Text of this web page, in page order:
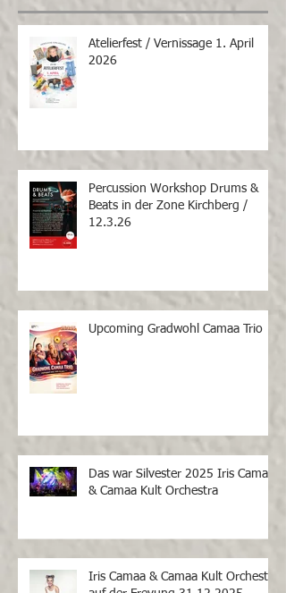
Atelierfest / Vernissage 1. April
2026
Percussion Workshop Drums &
Beats in der Zone Kirchberg /
12.3.26
Upcoming Gradwohl Camaa Trio
Das war Silvester 2025 Iris Camaa
& Camaa Kult Orchestra
Iris Camaa & Camaa Kult Orchestra